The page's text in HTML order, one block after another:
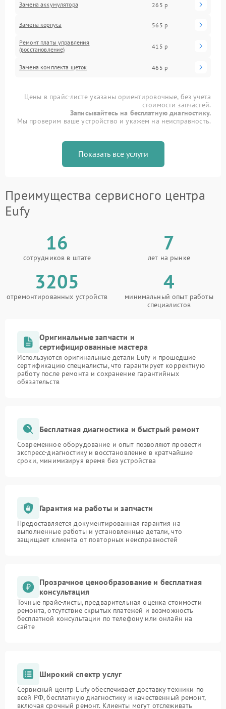
Замена аккумулятора 265 р
Замена корпуса 565 р
Ремонт платы управления
(восстановление)
415 р
Замена комплекта щеток 465 р
Цены в прайс-листе указаны ориентировочные, без учета
стоимости запчастей.
Записывайтесь на бесплатную диагностику.
Мы проверим ваше устройство и укажем на неисправность.
Показать все услуги
Преимущества сервисного центра
Eufy
16
сотрудников в штате
7
лет на рынке
3205
отремонтированных устройств
4
минимальный опыт работы
специалистов
Оригинальные запчасти и
сертифицированные мастера
Используются оригинальные детали Eufy и прошедшие
сертификацию специалисты, что гарантирует корректную
работу после ремонта и сохранение гарантийных
обязательств
Бесплатная диагностика и быстрый ремонт
Современное оборудование и опыт позволяют провести
экспресс-диагностику и восстановление в кратчайшие
сроки, минимизируя время без устройства
Гарантия на работы и запчасти
Предоставляется документированная гарантия на
выполненные работы и установленные детали, что
защищает клиента от повторных неисправностей
Прозрачное ценообразование и бесплатная
консультация
Точные прайс-листы, предварительная оценка стоимости
ремонта, отсутствие скрытых платежей и возможность
бесплатной консультации по телефону или онлайн на
сайте
Широкий спектр услуг
Сервисный центр Eufy обеспечивает доставку техники по
всей РФ, бесплатную диагностику и качественный ремонт,
включая срочный ремонт. Клиенты могут отслеживать